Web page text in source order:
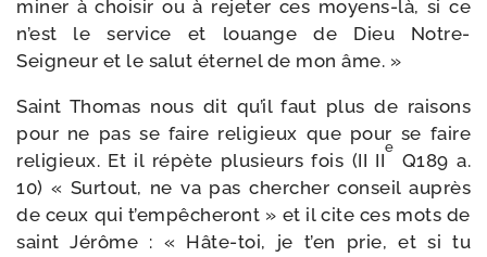
mi­ner à choi­sir ou à reje­ter ces moyens-​là, si ce
n’est le ser­vice et louange de Dieu Notre-​
Seigneur et le salut éter­nel de mon âme. »
Saint Thomas nous dit qu’il faut plus de rai­sons
pour ne pas se faire reli­gieux que pour se faire
reli­gieux. Et il répète plu­sieurs fois (II II
e
Q189 a.
10) « Surtout, ne va pas cher­cher conseil auprès
de ceux qui t’empêcheront » et il cite ces mots de
saint Jérôme : « Hâte-​toi, je t’en prie, et si tu